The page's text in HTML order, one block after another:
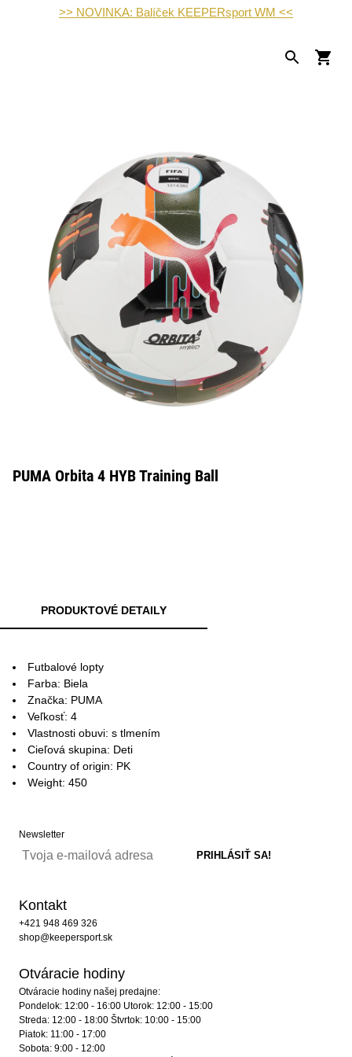
>> NOVINKA: Balíček KEEPERsport WM <<
PUMA Orbita 4 HYB Training Ball
PRODUKTOVÉ DETAILY
Futbalové lopty
Farba: Biela
Značka: PUMA
Veľkosť: 4
Vlastnosti obuvi: s tlmením
Cieľová skupina: Deti
Country of origin: PK
Weight: 450
Newsletter
Kontakt
+421 948 469 326
shop@keepersport.sk
Otváracie hodiny
Otváracie hodiny našej predajne:
Pondelok: 12:00 - 16:00 Utorok: 12:00 - 15:00
Streda: 12:00 - 18:00 Štvrtok: 10:00 - 15:00
Piatok: 11:00 - 17:00
Sobota: 9:00 - 12:00